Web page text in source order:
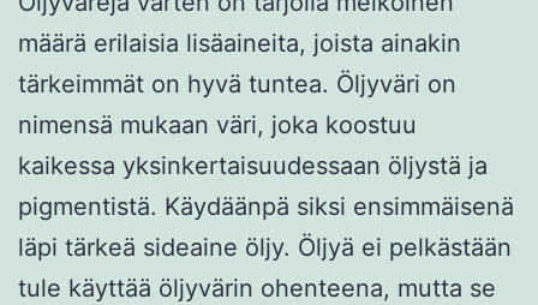
määrä erilaisia lisäaineita, joista ainakin
tärkeimmät on hyvä tuntea. Öljyväri on
nimensä mukaan väri, joka koostuu
kaikessa yksinkertaisuudessaan öljystä ja
pigmentistä. Käydäänpä siksi ensimmäisenä
läpi tärkeä sideaine öljy. Öljyä ei pelkästään
tule käyttää öljyvärin ohenteena, mutta se